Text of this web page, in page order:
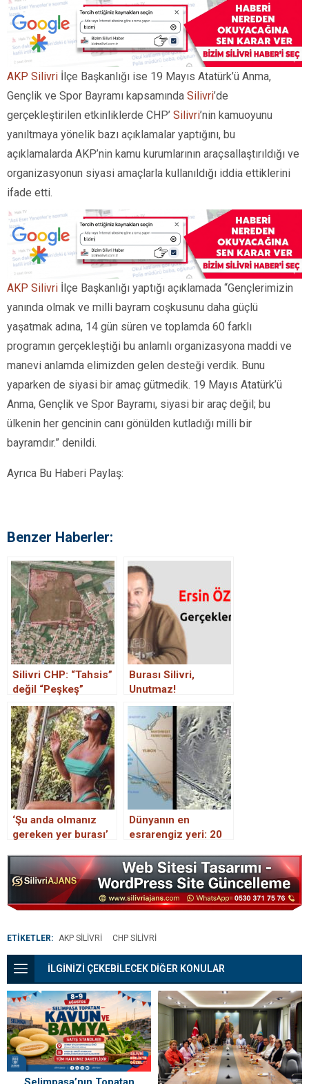
AKP Silivri İlçe Başkanlığı ise 19 Mayıs Atatürk’ü Anma,
Gençlik ve Spor Bayramı kapsamında Silivri’de
gerçekleştirilen etkinliklerde CHP’ Silivri’nin kamuoyunu
yanıltmaya yönelik bazı açıklamalar yaptığını, bu
açıklamalarda AKP’nin kamu kurumlarının araçsallaştırıldığı ve
organizasyonun siyasi amaçlarla kullanıldığı iddia ettiklerini
ifade etti.
AKP Silivri İlçe Başkanlığı yaptığı açıklamada “Gençlerimizin
yanında olmak ve milli bayram coşkusunu daha güçlü
yaşatmak adına, 14 gün süren ve toplamda 60 farklı
programın gerçekleştiği bu anlamlı organizasyona maddi ve
manevi anlamda elimizden gelen desteği verdik. Bunu
yaparken de siyasi bir amaç gütmedik. 19 Mayıs Atatürk’ü
Anma, Gençlik ve Spor Bayramı, siyasi bir araç değil; bu
ülkenin her gencinin canı gönülden kutladığı milli bir
bayramdır.” denildi.
Ayrıca Bu Haberi Paylaş:
Benzer Haberler:
Silivri CHP: “Tahsis”
değil “Peşkeş”
Burası Silivri,
Unutmaz!
‘Şu anda olmanız
gereken yer burası’
Dünyanın en
esrarengiz yeri: 20
UFO’lar cirit atıyor…
Bermuda Şeytan
Üçgeni’ni
biliyorsunuz peki ya
ETİKETLER: AKP SILIVRI CHP SILIVRI
İLGİNİZİ ÇEKEBİLECEK DİĞER KONULAR